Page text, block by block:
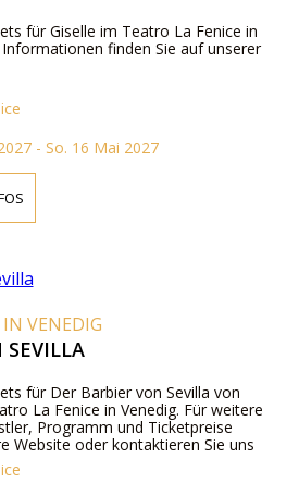
für Giselle im Teatro La Fenice in
finden Sie auf unserer
- So. 16 Mai 2027
VENEDIG
SEVILLA
für Der Barbier von Sevilla von
La Fenice in Venedig. Für weitere
Programm und Ticketpreise
Website oder kontaktieren Sie uns